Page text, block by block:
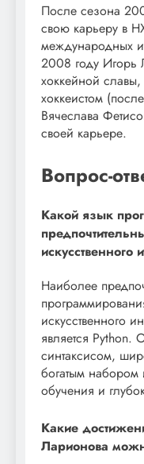
После сезона
свою карьеру в
международных
2008 году Игорь
хоккейной славы,
хоккеистом
Вячеслава
своей карьере.
Вопрос-
Какой язык
искусственного
Наиболее
искусственного
является Python.
синтаксисом,
богатым набором
обучения и
Какие
Ларионова